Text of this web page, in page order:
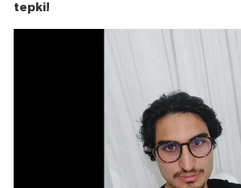
tepki!